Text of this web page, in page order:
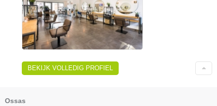
BEKIJK VOLLEDIG PROFIEL
Ossas